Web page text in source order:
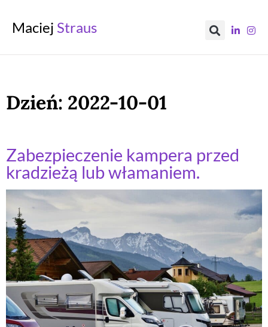
Maciej Straus
Dzień: 2022-10-01
Zabezpieczenie kampera przed
kradzieżą lub włamaniem.